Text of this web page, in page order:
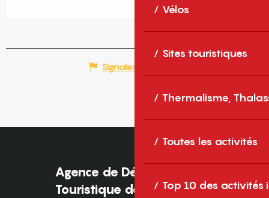
Vélos
Sites touristiques
Thermalisme,
Toutes les activités
Top 10 des activités
Signaler une erreur
Agence de Développement
Touristique des Pyrénées-